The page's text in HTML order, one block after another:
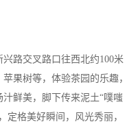
路交叉路口往西北约100米
果树等，体验茶园的乐趣，
鲜美，脚下传来泥土“噗嗤
定格美好瞬间，风光秀丽，